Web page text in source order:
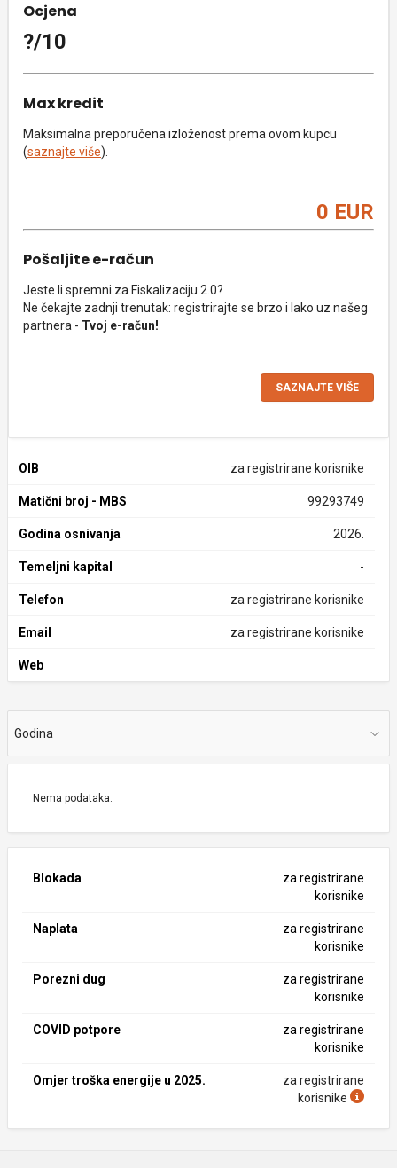
Ocjena
?/10
Max kredit
Maksimalna preporučena izloženost prema ovom kupcu
(saznajte više).
0 EUR
Pošaljite e-račun
Jeste li spremni za Fiskalizaciju 2.0?
Ne čekajte zadnji trenutak: registrirajte se brzo i lako uz našeg
partnera - Tvoj e-račun!
SAZNAJTE VIŠE
OIB za registrirane korisnike
Matični broj - MBS 99293749
Godina osnivanja 2026.
Temeljni kapital -
Telefon za registrirane korisnike
Email za registrirane korisnike
Web
Godina
Nema podataka.
Blokada
za registrirane
korisnike
Naplata
za registrirane
korisnike
Porezni dug
za registrirane
korisnike
COVID potpore
za registrirane
korisnike
Omjer troška energije u 2025.
za registrirane
korisnike